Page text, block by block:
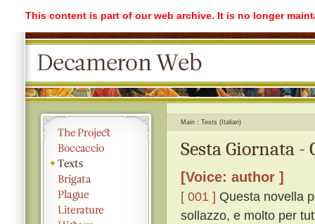
This content is part of our web archive. It is no longer
Main Texts (Italian)
Sesta Giornata -
[Voice: author ]
[ 001 ] Questa novella
sollazzo, e molto per